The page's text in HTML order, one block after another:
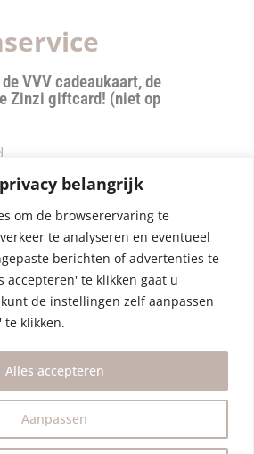
belangrijk
om de browserervaring te
te analyseren en eventueel
berichten of advertenties te
accepteren' te klikken gaat u
de instellingen zelf aanpassen
te klikken.
Aanpassen
Alles accepteren
VVV cadeaukaart, de
Zinzi giftcard! (niet op
& verzendkosten
Voorwaarden